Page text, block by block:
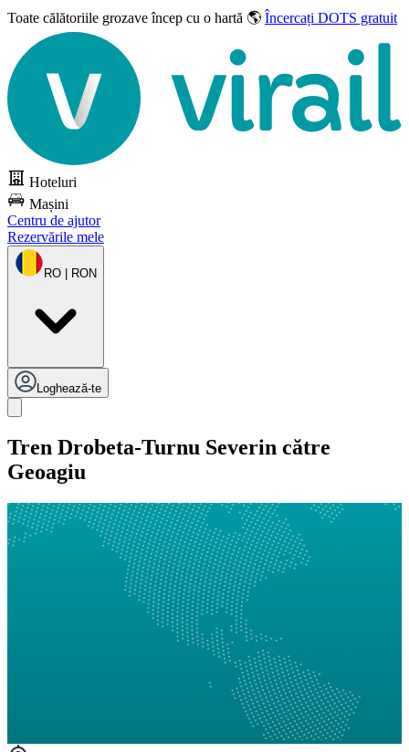
Toate călătoriile grozaveîncep cu o hartă 🌎 Încercați DOTS gratuit
Hoteluri
Mașini
Centru de ajutor
Rezervările mele
RO | RON
Loghează-te
Tren Drobeta-Turnu Severin către
Geoagiu